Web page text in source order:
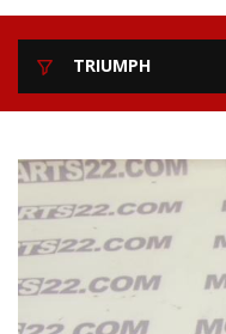
TRIUMPH